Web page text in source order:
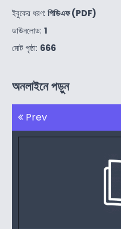
ইবুকের ধরণ: পিডিএফ (PDF)
ডাউনলোড: 1
মোট পৃষ্ঠা: 666
অনলাইনে পড়ুন
Prev